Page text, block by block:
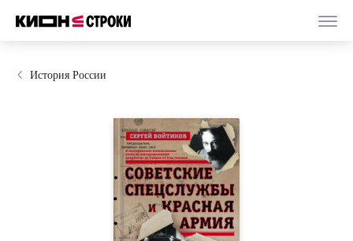
История России